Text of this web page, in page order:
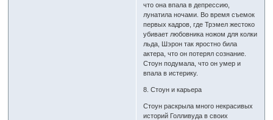
что она впала в депрессию,
лунатила ночами. Во время съемок
первых кадров, где Трэмел жестоко
убивает любовника ножом для колки
льда, Шэрон так яростно била
актера, что он потерял сознание.
Стоун подумала, что он умер и
впала в истерику.
8. Стоун и карьера
Стоун раскрыла много некрасивых
историй Голливуда в своих